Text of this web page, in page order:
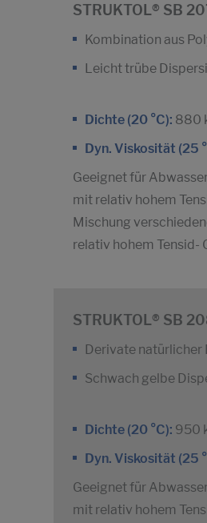
STRUKTOL® SB
Kombination aus
Leicht trübe
Dichte (20 °C): 880
Dyn. Viskosität (25
Geeignet für
mit relativ hohem
Mischung
relativ hohem Tensid-
STRUKTOL® SB
Derivate natürlicher
Schwach gelbe
Dichte (20 °C): 950
Dyn. Viskosität (25
Geeignet für
mit relativ hohem